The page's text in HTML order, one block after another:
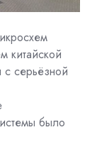
китайской
с серьёзной
было